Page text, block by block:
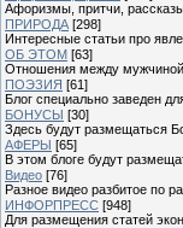
Афоризмы, притчи,
ПРИРОДА [298]
Интересные статьи про
ОБ ЭТОМ [63]
Отношения между
ПОЭЗИЯ [61]
Блог специально заведен
БОНУСЫ [30]
Здесь будут размещаться
АФЕРЫ [65]
В этом блоге будут
Видео [76]
Разное видео разбитое по
ИНФОРПРЕСС [948]
Для размещения статей